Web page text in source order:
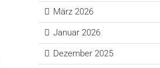
März 2026
Januar 2026
Dezember 2025